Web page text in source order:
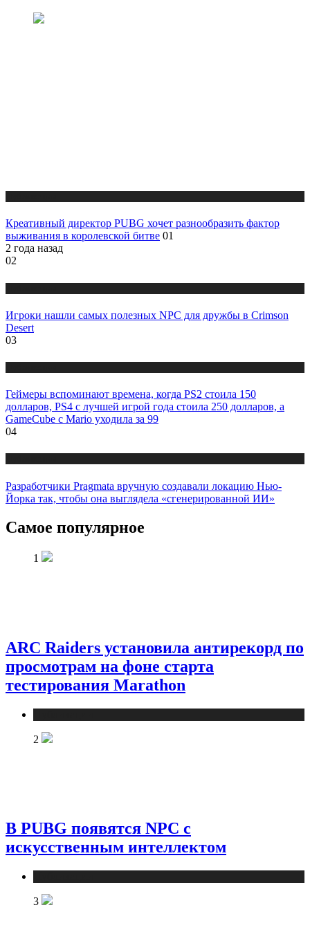
Креативный директор PUBG хочет разнообразить фактор
выживания в королевской битве 01
2 года назад
02
Игроки нашли самых полезных NPC для дружбы в Crimson
Desert
03
Геймеры вспоминают времена, когда PS2 стоила 150
долларов, PS4 с лучшей игрой года стоила 250 долларов, а
GameCube с Mario уходила за 99
04
Разработчики Pragmata вручную создавали локацию Нью-
Йорка так, чтобы она выглядела «сгенерированной ИИ»
Самое популярное
1
ARC Raiders установила антирекорд по
просмотрам на фоне старта
тестирования Marathon
2
В PUBG появятся NPC с
искусственным интеллектом
3